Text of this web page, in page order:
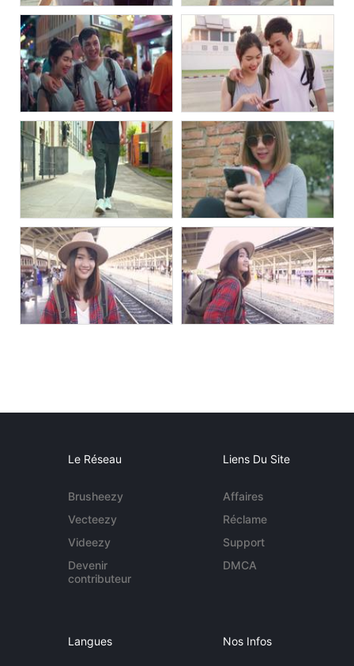
Le Réseau
Brusheezy
Vecteezy
Videezy
Devenir
contributeur
Liens Du Site
Affaires
Réclame
Support
DMCA
Langues Nos Infos